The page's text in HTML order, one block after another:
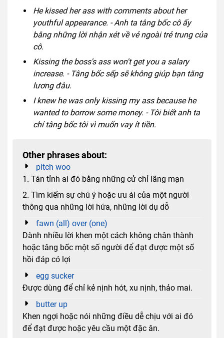
He kissed her ass with comments about her
youthful appearance. - Anh ta tâng bốc cô ấy
bằng những lời nhận xét về vẻ ngoài trẻ trung của
cô.
Kissing the boss's ass won't get you a salary
increase. - Tâng bốc sếp sẽ không giúp bạn tăng
lương đâu.
I knew he was only kissing my ass because he
wanted to borrow some money. - Tôi biết anh ta
chỉ tâng bốc tôi vì muốn vay ít tiền.
Other phrases about:
pitch woo
1. Tán tỉnh ai đó bằng những cử chỉ lãng mạn
2. Tìm kiếm sự chú ý hoặc ưu ái của một người
thông qua những lời hứa, những lời dụ dỗ
fawn (all) over (one)
Dành nhiều lời khen một cách không chân thành
hoặc tâng bốc một số người để đạt được một số
hồi đáp có lợi
egg sucker
Được dùng để chỉ kẻ nịnh hót, xu nịnh, thảo mai.
butter up
Khen ngợi hoặc nói những điều dễ chịu với ai đó
để đạt được hoặc yêu cầu một đặc ân.